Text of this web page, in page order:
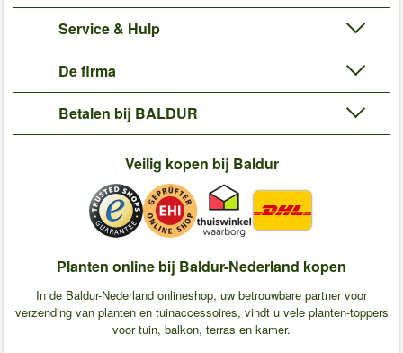
Service & Hulp
De firma
Betalen bij BALDUR
Veilig kopen bij Baldur
Planten online bij Baldur-Nederland kopen
In de Baldur-Nederland onlineshop, uw betrouwbare partner voor
verzending van planten en tuinaccessoires, vindt u vele planten-toppers
voor tuin, balkon, terras en kamer.